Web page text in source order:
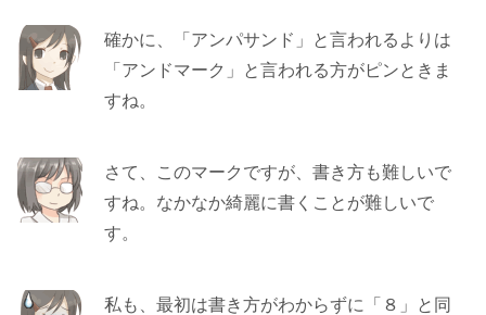
確かに、「アンパサンド」と言われるよりは
「アンドマーク」と言われる方がピンときま
すね。
さて、このマークですが、書き方も難しいで
すね。なかなか綺麗に書くことが難しいで
す。
私も、最初は書き方がわからずに「８」と同